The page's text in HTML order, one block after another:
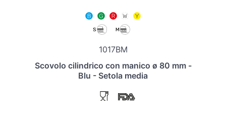
1017BM
Scovolo cilindrico con manico ø 80 mm -
Blu - Setola media